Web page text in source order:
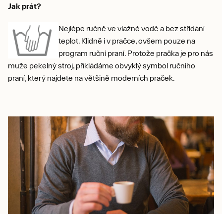
Jak prát?
Nejlépe ručně ve vlažné vodě a bez střídání
teplot. Klidně i v pračce, ovšem pouze na
program ruční praní. Protože pračka je pro nás
muže pekelný stroj, přikládáme obvyklý symbol ručního
praní, který najdete na většině moderních praček.